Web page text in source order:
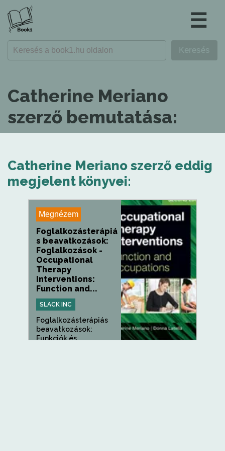
☰
Catherine Meriano
szerző bemutatása:
Catherine Meriano szerző eddig
megjelent könyvei:
Megnézem
Foglalkozásterápiá
s beavatkozások:
Foglalkozások -
Occupational
Therapy
Interventions:
Function and...
SLACK INC
Foglalkozásterápiás
beavatkozások:
Funkciók és...